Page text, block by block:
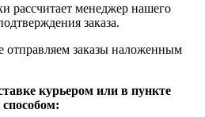
рассчитает менеджер нашего
заказа.
заказы наложенным
курьером или в пункте